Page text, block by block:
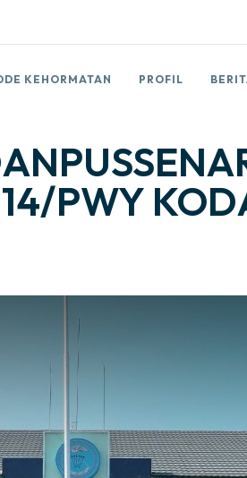
KEHORMATAN PROFIL
PWY